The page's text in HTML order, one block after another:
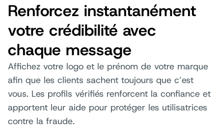
Renforcez instantanément
votre crédibilité avec
chaque message
Affichez votre logo et le prénom de votre marque
afin que les clients sachent toujours que c’est
vous. Les profils vérifiés renforcent la confiance et
apportent leur aide pour protéger les utilisatrices
contre la fraude.